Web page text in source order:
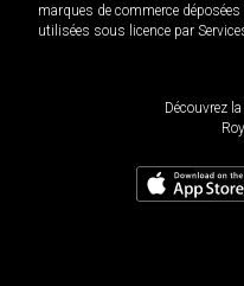
marques de commerce
utilisées sous licence par
Découvrez